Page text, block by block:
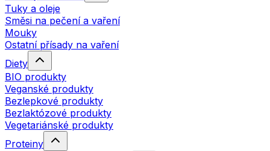
Tuky a oleje
Směsi na pečení a vaření
Mouky
Ostatní přísady na vaření
Diety
BIO produkty
Veganské produkty
Bezlepkové produkty
Bezlaktózové produkty
Vegetariánské produkty
Proteiny